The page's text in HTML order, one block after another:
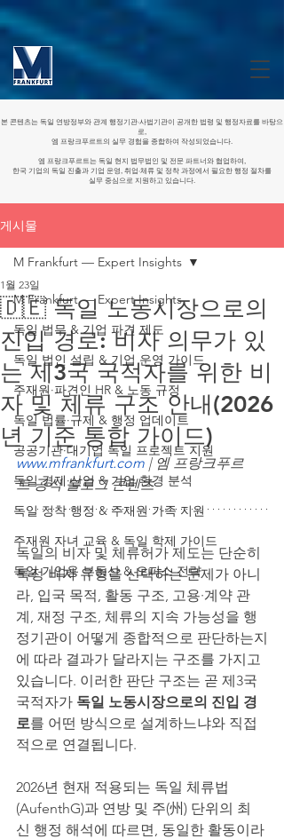
본 콘텐츠는 독일 연방정부와 관계 행정기관·사법기관이 공개한 법령 및 행정자료를 바탕으
로,
엠 프랑크푸르트의 실무 경험을 종합하여 작성되었습니다.
엠 프랑크푸르트는 독일 현지 법무법인 및 전문 파트너와 협업하여,
한국 기업의 독일 진출과 기업 운영, 취업·체류 및 정착 과정에서 필요한 행정 절차를
실무 중심으로 지원하고 있습니다.
게시물
M Frankfurt — Expert Insights
독일 법무 & 기업 파견 제도
독일 법인 설립 & 기업 운영 가이드
주재원·파견인 HR & 노동 규정
독일 법률·규제 & 행정 업데이트
공공기관·대기업 독일 프로젝트 지원
독일 경제·산업 & 기업 환경 분석
독일 정착 행정 & 주재원 가족 지원
주재원 자녀 교육 & 독일 학제 가이드
독일 기업용 부동산 & 오피스 전략
M Frankfurt — Expert Insights
🇩🇪 독일 노동시장으로의
진입 경로: 비자 의무가 있
는 제3국 국적자를 위한 비
자 및 체류 구조 안내(2026
년 기준 통합 가이드)
1월 23일
www.mfrankfurt.com | 엠 프랑크푸르
트 공식 블로그 콘텐츠
독일의 비자 및 체류허가 제도는 단순히
특정 비자 유형을 선택하는 문제가 아니
라, 입국 목적, 활동 구조, 고용·계약 관
계, 재정 구조, 체류의 지속 가능성을 행
정기관이 어떻게 종합적으로 판단하는지
에 따라 결과가 달라지는 구조를 가지고
있습니다. 이러한 판단 구조는 곧 제3국
국적자가 독일 노동시장으로의 진입 경
로를 어떤 방식으로 설계하느냐와 직접
적으로 연결됩니다.
2026년 현재 적용되는 독일 체류법
(AufenthG)과 연방 및 주(州) 단위의 최
신 행정 해석에 따르면, 동일한 활동이라